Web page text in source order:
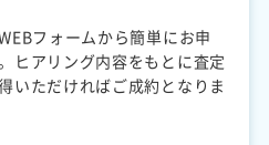
フォームから簡単にお申
ヒアリング内容をもとに査定
いただければご成約となりま